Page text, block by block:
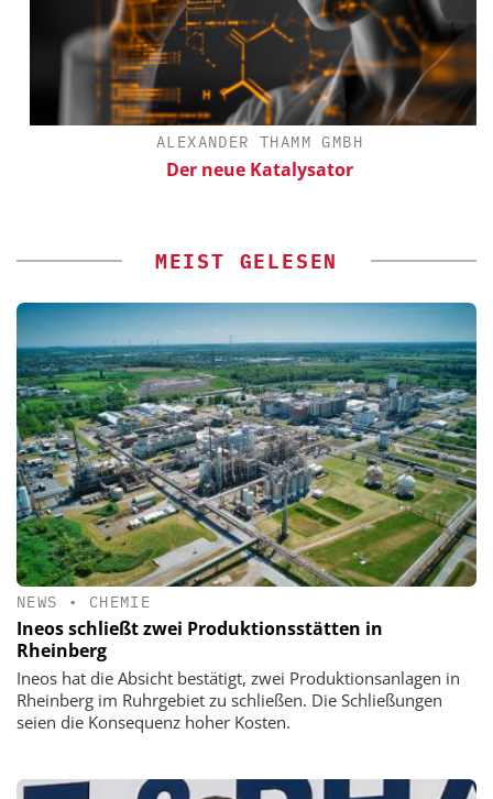
ALEXANDER THAMM GMBH
Der neue Katalysator
MEIST GELESEN
NEWS • CHEMIE
Ineos schließt zwei Produktionsstätten in
Rheinberg
Ineos hat die Absicht bestätigt, zwei Produktionsanlagen in
Rheinberg im Ruhrgebiet zu schließen. Die Schließungen
seien die Konsequenz hoher Kosten.